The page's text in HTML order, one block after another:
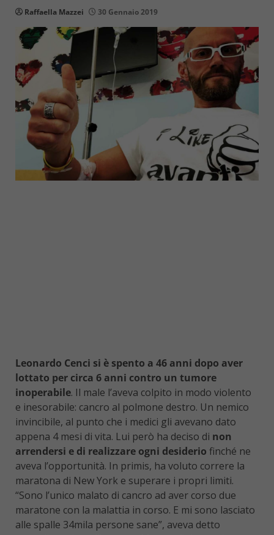
Raffaella Mazzei 30 Gennaio 2019
Leonardo Cenci si è spento a 46 anni dopo aver
lottato per circa 6 anni contro un tumore
inoperabile. Il male l’aveva colpito in modo violento
e inesorabile: cancro al polmone destro. Un nemico
invincibile, al punto che i medici gli avevano dato
appena 4 mesi di vita. Lui però ha deciso di non
arrendersi e di realizzare ogni desiderio finché ne
aveva l’opportunità. In primis, ha voluto correre la
maratona di New York e superare i propri limiti.
“Sono l’unico malato di cancro ad aver corso due
maratone con la malattia in corso. E mi sono lasciato
alle spalle 34mila persone sane”, aveva detto